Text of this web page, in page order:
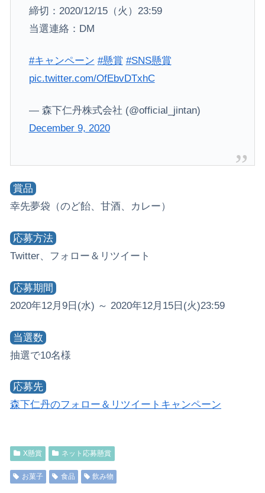
締切：2020/12/15（火）23:59
当選連絡：DM
#キャンペーン #懸賞 #SNS懸賞
pic.twitter.com/OfEbvDTxhC
— 森下仁丹株式会社 (@official_jintan)
December 9, 2020
賞品
幸先夢袋（のど飴、甘酒、カレー）
応募方法
Twitter、フォロー＆リツイート
応募期間
2020年12月9日(水) ～ 2020年12月15日(火)23:59
当選数
抽選で10名様
応募先
森下仁丹のフォロー＆リツイートキャンペーン
X懸賞 ネット応募懸賞
お菓子 食品 飲み物